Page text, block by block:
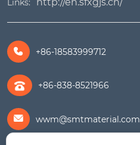
 +86-18583999712
+86-838-8521966
 wwm@smtmaterial.com